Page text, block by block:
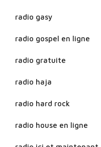
radio gasy
radio gospel en ligne
radio gratuite
radio haja
radio hard rock
radio house en ligne